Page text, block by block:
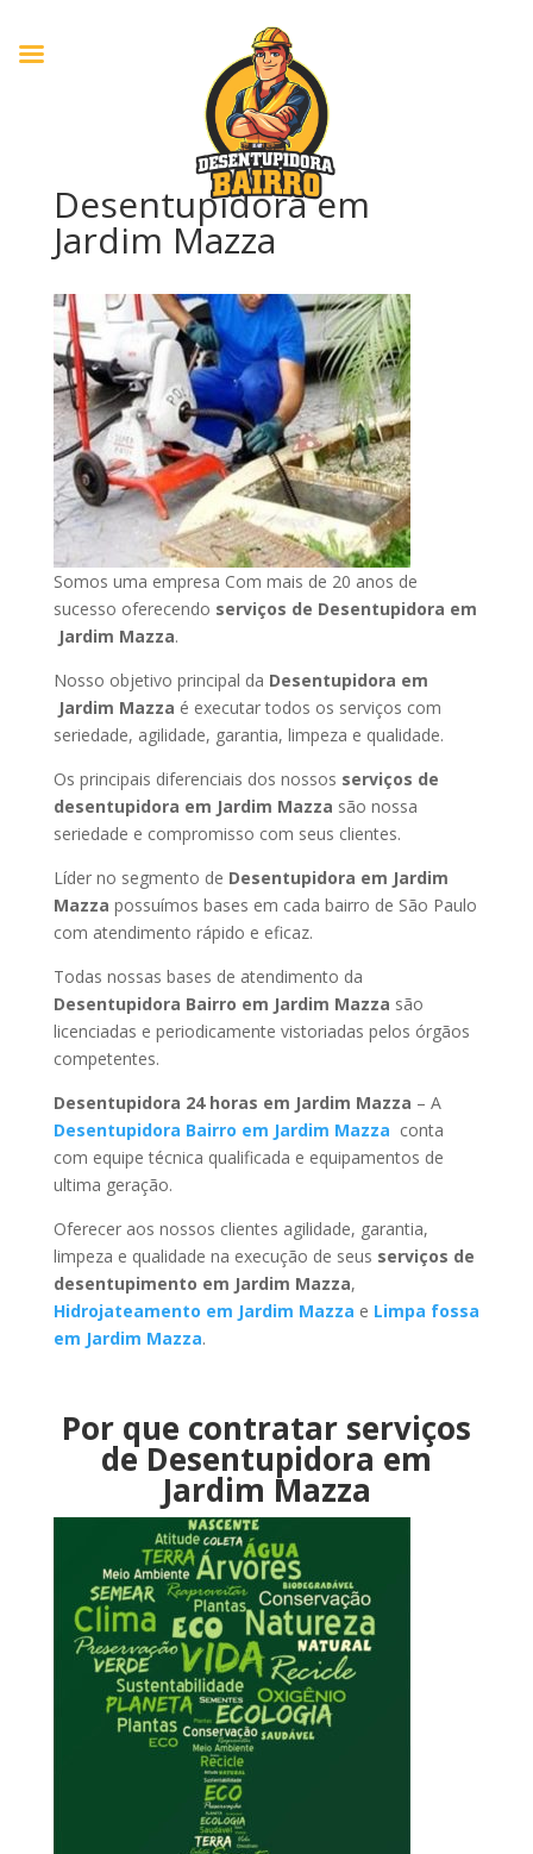
Desentupidora em
Jardim Mazza
Somos uma empresa Com mais de 20 anos de
sucesso oferecendo serviços de Desentupidora em
Jardim Mazza.
Nosso objetivo principal da Desentupidora em
Jardim Mazza é executar todos os serviços com
seriedade, agilidade, garantia, limpeza e qualidade.
Os principais diferenciais dos nossos serviços de
desentupidora em Jardim Mazza são nossa
seriedade e compromisso com seus clientes.
Líder no segmento de Desentupidora em Jardim
Mazza possuímos bases em cada bairro de São Paulo
com atendimento rápido e eficaz.
Todas nossas bases de atendimento da
Desentupidora Bairro em Jardim Mazza são
licenciadas e periodicamente vistoriadas pelos órgãos
competentes.
Desentupidora 24 horas em Jardim Mazza – A
Desentupidora Bairro em Jardim Mazza conta
com equipe técnica qualificada e equipamentos de
ultima geração.
Oferecer aos nossos clientes agilidade, garantia,
limpeza e qualidade na execução de seus serviços de
desentupimento em Jardim Mazza,
Hidrojateamento em Jardim Mazza e Limpa fossa
em Jardim Mazza.
Por que contratar serviços
de Desentupidora em
Jardim Mazza